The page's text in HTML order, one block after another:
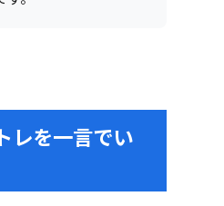
レを一言でい